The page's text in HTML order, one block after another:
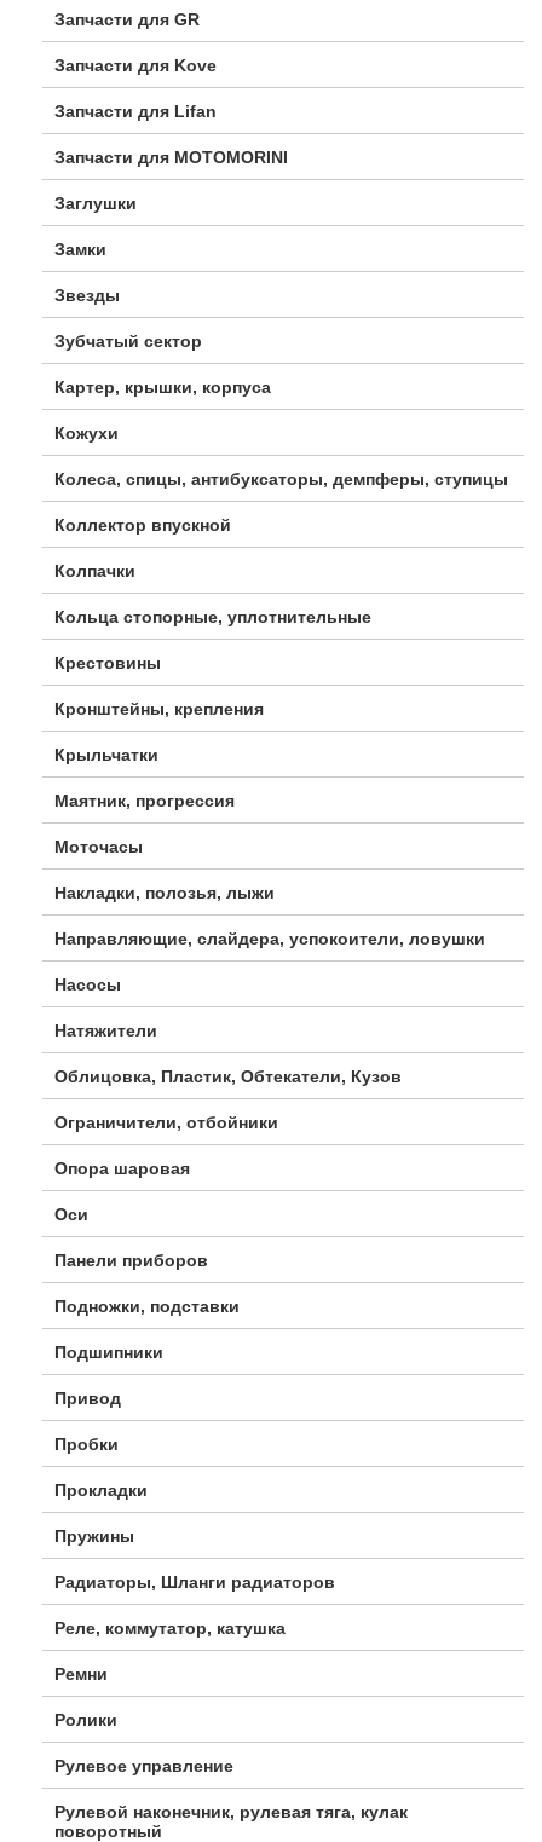
Запчасти для GR
Запчасти для Kove
Запчасти для Lifan
Запчасти для MOTOMORINI
Заглушки
Замки
Звезды
Зубчатый сектор
Картер, крышки, корпуса
Кожухи
Колеса, спицы, антибуксаторы, демпферы, ступицы
Коллектор впускной
Колпачки
Кольца стопорные, уплотнительные
Крестовины
Кронштейны, крепления
Крыльчатки
Маятник, прогрессия
Моточасы
Накладки, полозья, лыжи
Направляющие, слайдера, успокоители, ловушки
Насосы
Натяжители
Облицовка, Пластик, Обтекатели, Кузов
Ограничители, отбойники
Опора шаровая
Оси
Панели приборов
Подножки, подставки
Подшипники
Привод
Пробки
Прокладки
Пружины
Радиаторы, Шланги радиаторов
Реле, коммутатор, катушка
Ремни
Ролики
Рулевое управление
Рулевой наконечник, рулевая тяга, кулак
поворотный